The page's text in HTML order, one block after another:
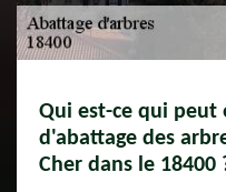
Qui est-ce qui peut
d'abattage des
Cher dans le 18400